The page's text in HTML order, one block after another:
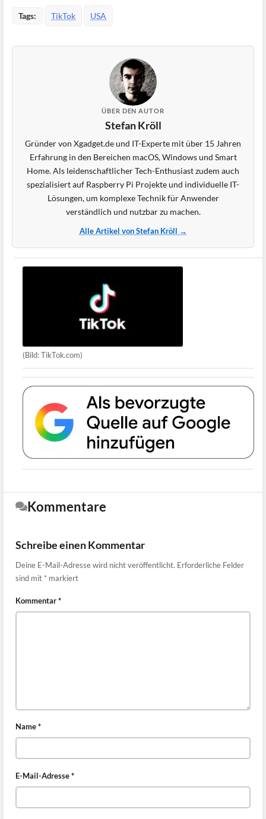
Tags: TikTok USA
ÜBER DEN AUTOR
Stefan Kröll
Gründer von Xgadget.de und IT-Experte mit über 15 Jahren
Erfahrung in den Bereichen macOS, Windows und Smart
Home. Als leidenschaftlicher Tech-Enthusiast zudem auch
spezialisiert auf Raspberry Pi Projekte und individuelle IT-
Lösungen, um komplexe Technik für Anwender
verständlich und nutzbar zu machen.
Alle Artikel von Stefan Kröll →
(Bild: TikTok.com)
Kommentare
Schreibe einen Kommentar
Deine E-Mail-Adresse wird nicht veröffentlicht. Erforderliche Felder
sind mit * markiert
Kommentar*
Name*
E-Mail-Adresse*